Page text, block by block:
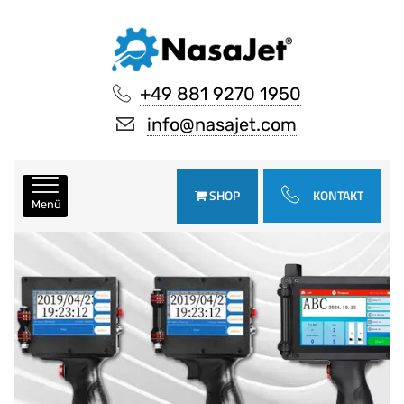
+49 881 9270 1950
info@nasajet.com
Menü KONTAKT
SHOP